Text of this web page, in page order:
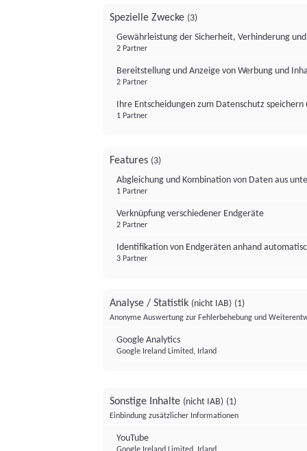
Spezielle Zwecke (3)
Gewährleistung der Sicherheit, Verhinderung
2 Partner
Bereitstellung und Anzeige von Werbung und
2 Partner
Ihre Entscheidungen zum Datenschutz
1 Partner
Features (3)
Abgleichung und Kombination von Daten aus
1 Partner
Verknüpfung verschiedener Endgeräte
2 Partner
Identifikation von Endgeräten anhand
3 Partner
Analyse / Statistik (nicht IAB) (1)
Anonyme Auswertung zur Fehlerbehebung und
Google Analytics
Google Ireland Limited, Irland
Sonstige Inhalte (nicht IAB) (1)
Einbindung zusätzlicher Informationen
YouTube
Google Ireland Limited, Irland